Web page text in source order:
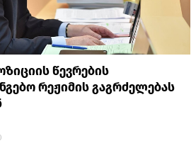
წევრების
რეჟიმის გაგრძელებას